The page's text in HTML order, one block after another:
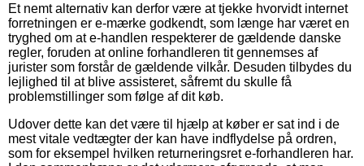
Et nemt alternativ kan derfor være at tjekke hvorvidt internet
forretningen er e-mærke godkendt, som længe har været en
tryghed om at e-handlen respekterer de gældende danske
regler, foruden at online forhandleren tit gennemses af
jurister som forstår de gældende vilkår. Desuden tilbydes du
lejlighed til at blive assisteret, såfremt du skulle få
problemstillinger som følge af dit køb.
Udover dette kan det være til hjælp at køber er sat ind i de
mest vitale vedtægter der kan have indflydelse på ordren,
som for eksempel hvilken returneringsret e-forhandleren har.